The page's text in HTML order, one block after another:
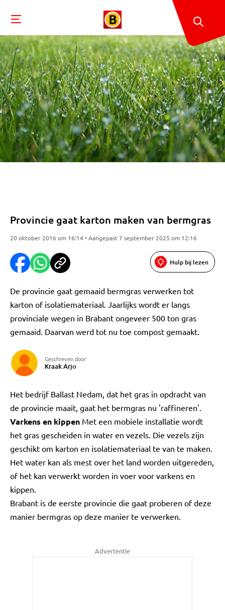
Provincie gaat karton maken van bermgras
20 oktober 2016 om 16:14 • Aangepast 7 september 2025 om 12:16
Hulp bij lezen
De provincie gaat gemaaid bermgras verwerken tot
karton of isolatiemateriaal. Jaarlijks wordt er langs
provinciale wegen in Brabant ongeveer 500 ton gras
gemaaid. Daarvan werd tot nu toe compost gemaakt.
Geschreven door
Kraak Arjo
Het bedrijf Ballast Nedam, dat het gras in opdracht van
de provincie maait, gaat het bermgras nu 'raffineren'.
Varkens en kippen Met een mobiele installatie wordt
het gras gescheiden in water en vezels. Die vezels zijn
geschikt om karton en isolatiemateriaal te van te maken.
Het water kan als mest over het land worden uitgereden,
of het kan verwerkt worden in voer voor varkens en
kippen.
Brabant is de eerste provincie die gaat proberen of deze
manier bermgras op deze manier te verwerken.
Advertentie